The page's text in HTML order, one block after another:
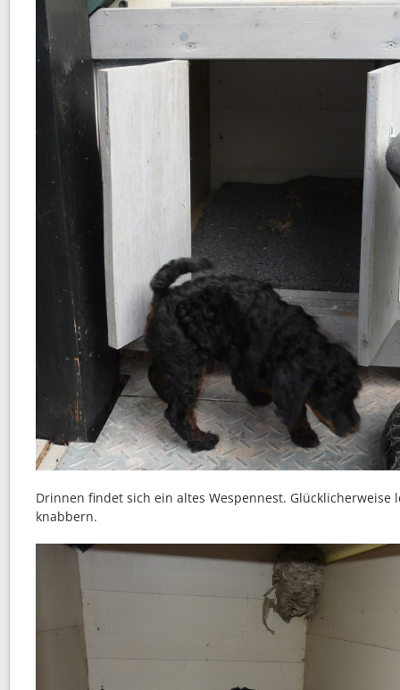
Drinnen findet sich ein altes Wespennest. Glücklicherweise
knabbern.